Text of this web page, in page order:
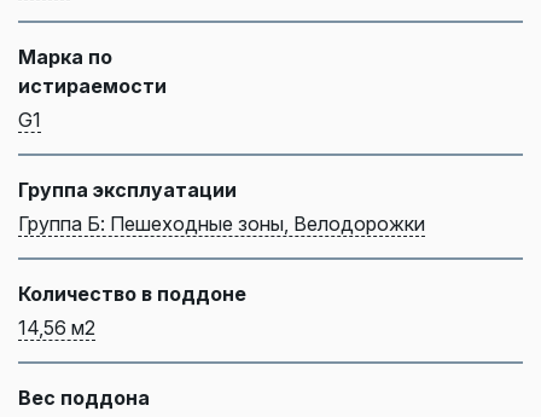
Марка по
истираемости
G1
Группа эксплуатации
Группа Б: Пешеходные зоны, Велодорожки
Количество в поддоне
14,56 м2
Вес поддона